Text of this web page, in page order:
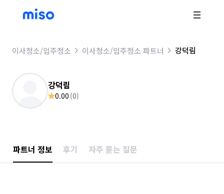
이사청소/입주청소 이사청소/입주청소 파트너 강덕림
강덕림
0.00 (0)
파트너 정보 후기 자주 묻는 질문